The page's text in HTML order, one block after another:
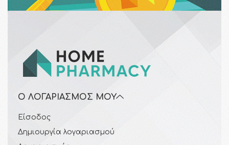
Ο ΛΟΓΑΡΙΑΣΜΌΣ ΜΟΥ
Είσοδος
Δημιουργία λογαριασμού